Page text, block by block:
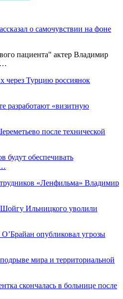
о самочувствии на фоне
пациента" актер Владимир
через Турцию россиянок
разработают «визитную
после технической
будут обеспечивать
«Ленфильма» Владимир
Ильницкого уволили
опубликовал угрозы
мира и территориальной
скончалась в больнице после